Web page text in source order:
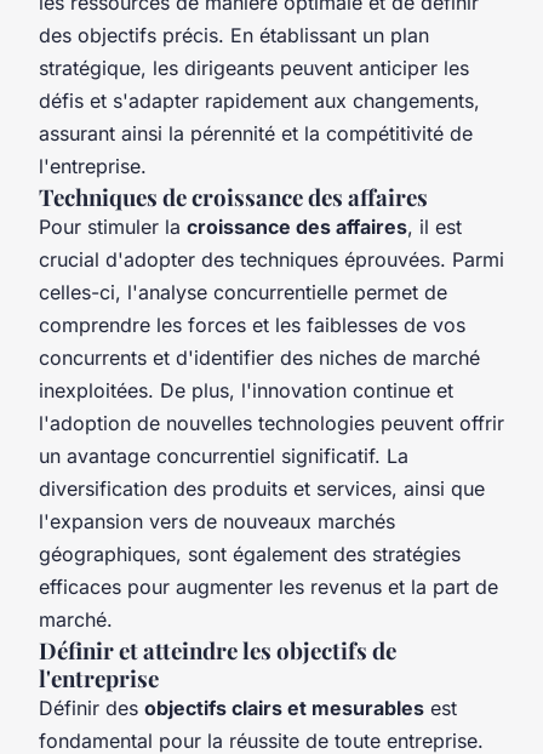
des objectifs précis. En établissant un plan
stratégique, les dirigeants peuvent anticiper les
défis et s'adapter rapidement aux changements,
assurant ainsi la pérennité et la compétitivité de
l'entreprise.
Techniques de croissance des affaires
Pour stimuler la croissance des affaires, il est
crucial d'adopter des techniques éprouvées. Parmi
celles-ci, l'analyse concurrentielle permet de
comprendre les forces et les faiblesses de vos
concurrents et d'identifier des niches de marché
inexploitées. De plus, l'innovation continue et
l'adoption de nouvelles technologies peuvent offrir
un avantage concurrentiel significatif. La
diversification des produits et services, ainsi que
l'expansion vers de nouveaux marchés
géographiques, sont également des stratégies
efficaces pour augmenter les revenus et la part de
marché.
Définir et atteindre les objectifs de
l'entreprise
Définir des objectifs clairs et mesurables est
fondamental pour la réussite de toute entreprise.